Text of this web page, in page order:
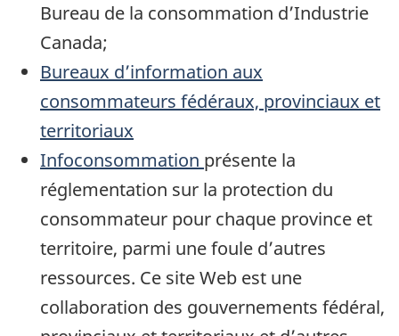
Bureau de la consommation d’Industrie
Canada;
Bureaux d’information aux
consommateurs fédéraux, provinciaux et
territoriaux
Infoconsommation présente la
réglementation sur la protection du
consommateur pour chaque province et
territoire, parmi une foule d’autres
ressources. Ce site Web est une
collaboration des gouvernements fédéral,